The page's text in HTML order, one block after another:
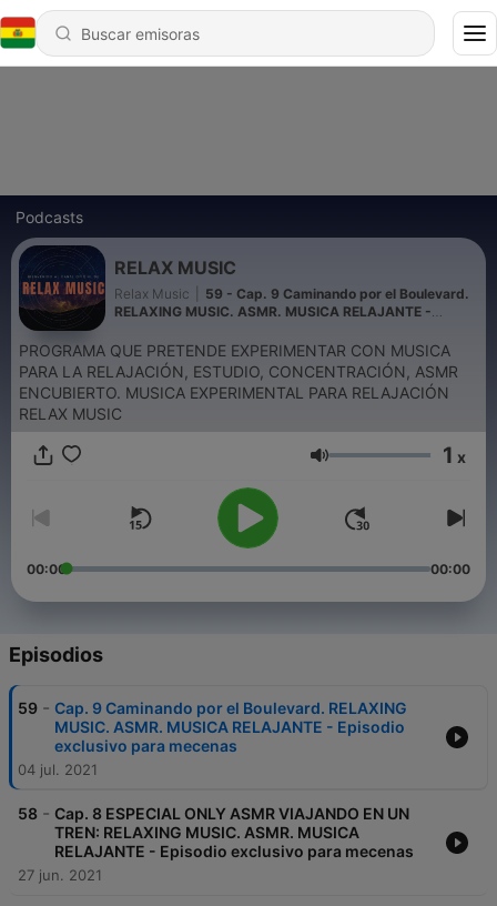
Podcasts
RELAX MUSIC
Relax Music
59 - Cap. 9 Caminando por el Boulevard.
RELAXING MUSIC. ASMR. MUSICA RELAJANTE -
PROGRAMA QUE PRETENDE EXPERIMENTAR CON MUSICA
PARA LA RELAJACIÓN, ESTUDIO, CONCENTRACIÓN, ASMR
ENCUBIERTO. MUSICA EXPERIMENTAL PARA RELAJACIÓN
RELAX MUSIC
Volumen 1 x
00:00 00:00
Episodios
59 - Cap. 9 Caminando por el Boulevard. RELAXING
MUSIC. ASMR. MUSICA RELAJANTE - Episodio
exclusivo para mecenas
04 jul. 2021
58 - Cap. 8 ESPECIAL ONLY ASMR VIAJANDO EN UN
TREN: RELAXING MUSIC. ASMR. MUSICA
RELAJANTE - Episodio exclusivo para mecenas
27 jun. 2021